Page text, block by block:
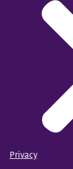
Privacy